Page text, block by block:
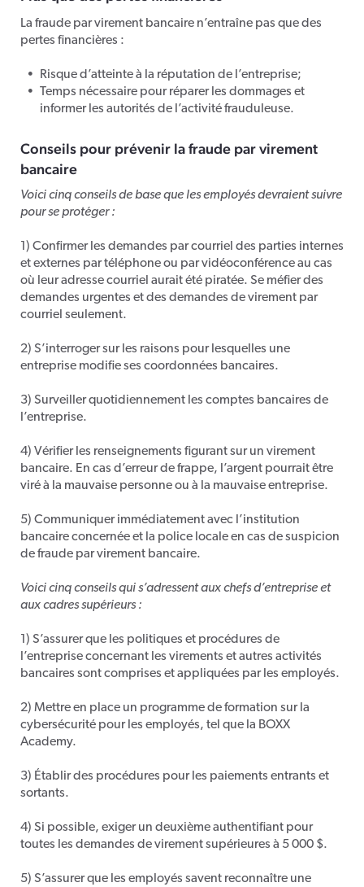
La fraude par virement bancaire n’entraîne pas que des
pertes financières :
Risque d’atteinte à la réputation de l’entreprise;
Temps nécessaire pour réparer les dommages et
informer les autorités de l’activité frauduleuse.
Conseils pour prévenir la fraude par virement
bancaire
Voici cinq conseils de base que les employés devraient suivre
pour se protéger :
1) Confirmer les demandes par courriel des parties internes
et externes par téléphone ou par vidéoconférence au cas
où leur adresse courriel aurait été piratée. Se méfier des
demandes urgentes et des demandes de virement par
courriel seulement.
2) S’interroger sur les raisons pour lesquelles une
entreprise modifie ses coordonnées bancaires.
3) Surveiller quotidiennement les comptes bancaires de
l’entreprise.
4) Vérifier les renseignements figurant sur un virement
bancaire. En cas d’erreur de frappe, l’argent pourrait être
viré à la mauvaise personne ou à la mauvaise entreprise.
5) Communiquer immédiatement avec l’institution
bancaire concernée et la police locale en cas de suspicion
de fraude par virement bancaire.
Voici cinq conseils qui s’adressent aux chefs d’entreprise et
aux cadres supérieurs :
1) S’assurer que les politiques et procédures de
l’entreprise concernant les virements et autres activités
bancaires sont comprises et appliquées par les employés.
2) Mettre en place un programme de formation sur la
cybersécurité pour les employés, tel que la BOXX
Academy.
3) Établir des procédures pour les paiements entrants et
sortants.
4) Si possible, exiger un deuxième authentifiant pour
toutes les demandes de virement supérieures à 5 000 $.
5) S’assurer que les employés savent reconnaître une